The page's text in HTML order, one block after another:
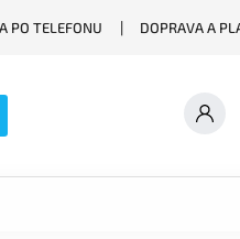
PO TELEFONU DOPRAVA A